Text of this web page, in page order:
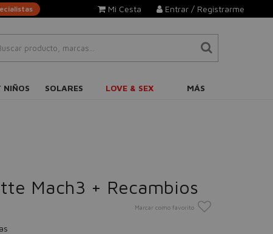
Entrar / Registrarme
Mi Cesta
NIÑOS SOLARES LOVE & SEX MÁS
Mach3 + Recambios
Marcar como favorito